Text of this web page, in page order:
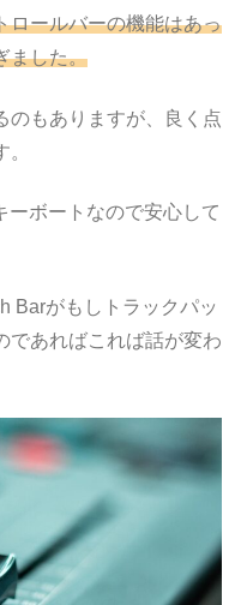
ロールバーの機能はあっ
ました。
のもありますが、良く点
ーボートなので安心して
Barがもしトラックパッ
であればこれば話が変わ